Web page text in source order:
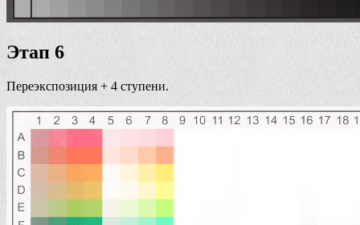
Этап 6
Переэкспозиция + 4 ступени.